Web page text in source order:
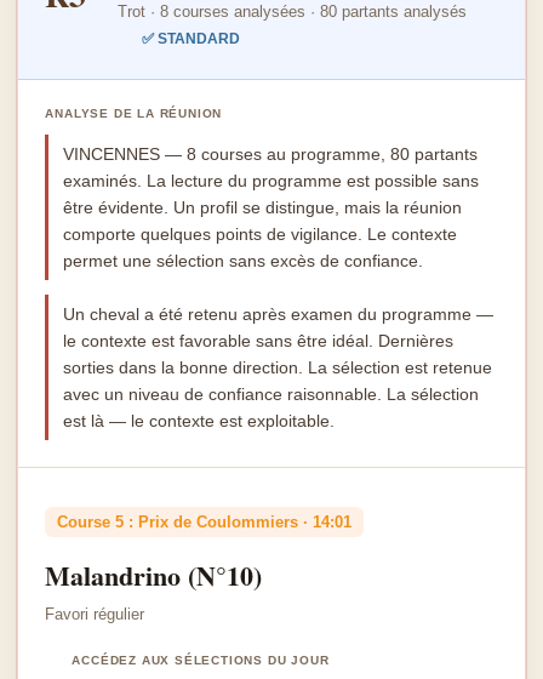
Trot · 8 courses analysées · 80 partants analysés
✅ STANDARD
ANALYSE DE LA RÉUNION
VINCENNES — 8 courses au programme, 80 partants
examinés. La lecture du programme est possible sans
être évidente. Un profil se distingue, mais la réunion
comporte quelques points de vigilance. Le contexte
permet une sélection sans excès de confiance.
Un cheval a été retenu après examen du programme —
le contexte est favorable sans être idéal. Dernières
sorties dans la bonne direction. La sélection est retenue
avec un niveau de confiance raisonnable. La sélection
est là — le contexte est exploitable.
Course 5 : Prix de Coulommiers · 14:01
Malandrino (N°10)
Favori régulier
ACCÉDEZ AUX SÉLECTIONS DU JOUR